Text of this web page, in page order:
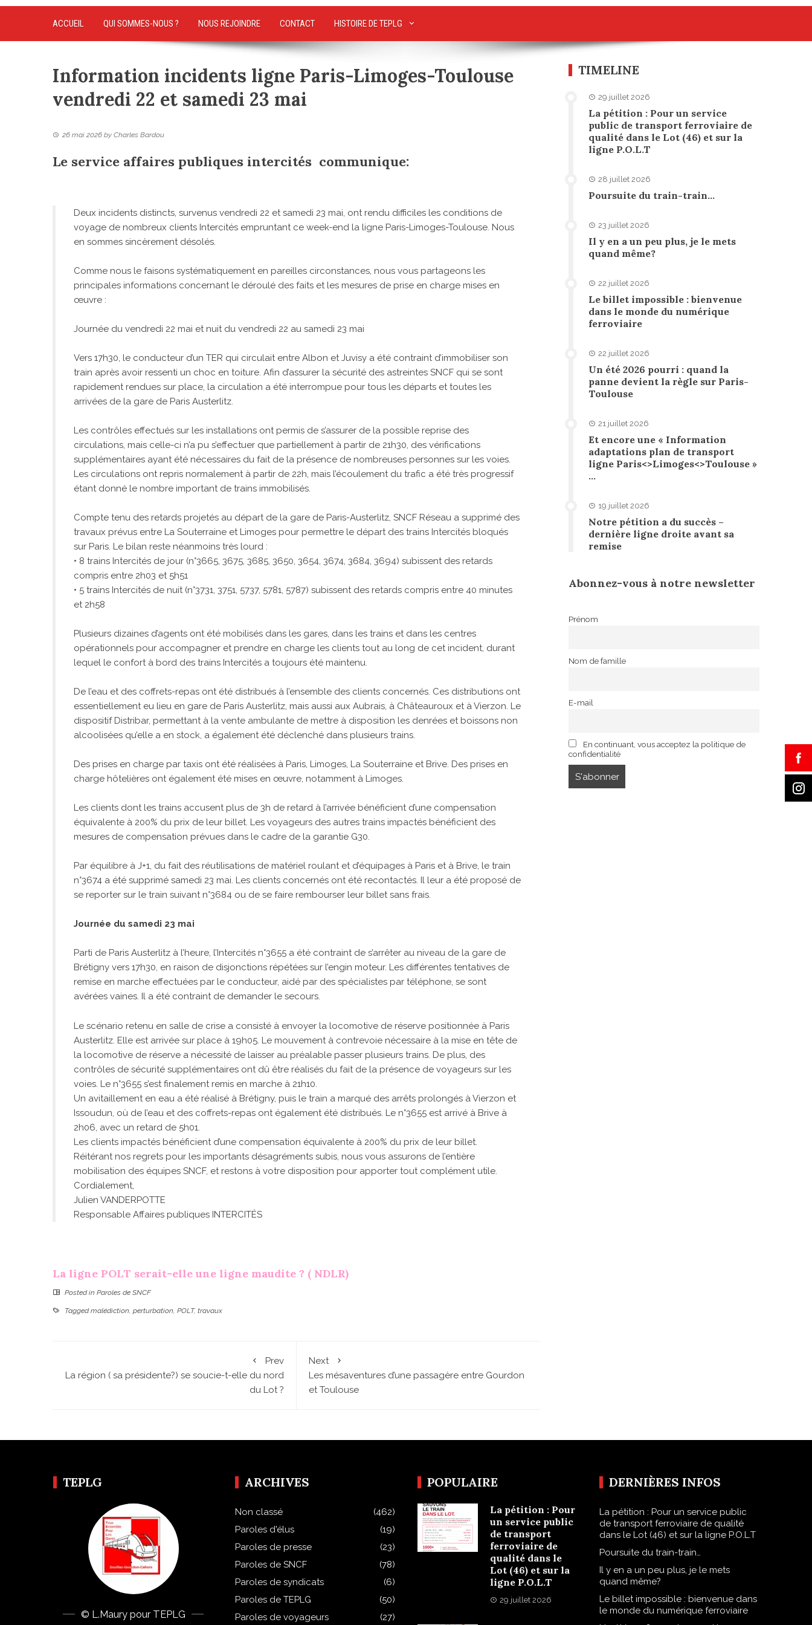
ACCUEIL QUI SOMMES-NOUS ? NOUS REJOINDRE CONTACT HISTOIRE DE TEPLG
Information incidents ligne Paris-Limoges-Toulouse
vendredi 22 et samedi 23 mai
26 mai 2026 by Charles Bardou
Le service affaires publiques intercités communique:
Deux incidents distincts, survenus vendredi 22 et samedi 23 mai, ont rendu difficiles les conditions de
voyage de nombreux clients Intercités empruntant ce week-end la ligne Paris-Limoges-Toulouse. Nous
en sommes sincèrement désolés.
Comme nous le faisons systématiquement en pareilles circonstances, nous vous partageons les
principales informations concernant le déroulé des faits et les mesures de prise en charge mises en
œuvre :
Journée du vendredi 22 mai et nuit du vendredi 22 au samedi 23 mai
Vers 17h30, le conducteur d’un TER qui circulait entre Albon et Juvisy a été contraint d’immobiliser son
train après avoir ressenti un choc en toiture. Afin d’assurer la sécurité des astreintes SNCF qui se sont
rapidement rendues sur place, la circulation a été interrompue pour tous les départs et toutes les
arrivées de la gare de Paris Austerlitz.
Les contrôles effectués sur les installations ont permis de s’assurer de la possible reprise des
circulations, mais celle-ci n’a pu s’effectuer que partiellement à partir de 21h30, des vérifications
supplémentaires ayant été nécessaires du fait de la présence de nombreuses personnes sur les voies.
Les circulations ont repris normalement à partir de 22h, mais l’écoulement du trafic a été très progressif
étant donné le nombre important de trains immobilisés.
Compte tenu des retards projetés au départ de la gare de Paris-Austerlitz, SNCF Réseau a supprimé des
travaux prévus entre La Souterraine et Limoges pour permettre le départ des trains Intercités bloqués
sur Paris. Le bilan reste néanmoins très lourd :
• 8 trains Intercités de jour (n°3665, 3675, 3685, 3650, 3654, 3674, 3684, 3694) subissent des retards
compris entre 2h03 et 5h51
• 5 trains Intercités de nuit (n°3731, 3751, 5737, 5781, 5787) subissent des retards compris entre 40 minutes
et 2h58
Plusieurs dizaines d’agents ont été mobilisés dans les gares, dans les trains et dans les centres
opérationnels pour accompagner et prendre en charge les clients tout au long de cet incident, durant
lequel le confort à bord des trains Intercités a toujours été maintenu.
De l’eau et des coffrets-repas ont été distribués à l’ensemble des clients concernés. Ces distributions ont
essentiellement eu lieu en gare de Paris Austerlitz, mais aussi aux Aubrais, à Châteauroux et à Vierzon. Le
dispositif Distribar, permettant à la vente ambulante de mettre à disposition les denrées et boissons non
alcoolisées qu’elle a en stock, a également été déclenché dans plusieurs trains.
Des prises en charge par taxis ont été réalisées à Paris, Limoges, La Souterraine et Brive. Des prises en
charge hôtelières ont également été mises en œuvre, notamment à Limoges.
Les clients dont les trains accusent plus de 3h de retard à l’arrivée bénéficient d’une compensation
équivalente à 200% du prix de leur billet. Les voyageurs des autres trains impactés bénéficient des
mesures de compensation prévues dans le cadre de la garantie G30.
Par équilibre à J+1, du fait des réutilisations de matériel roulant et d’équipages à Paris et à Brive, le train
n°3674 a été supprimé samedi 23 mai. Les clients concernés ont été recontactés. Il leur a été proposé de
se reporter sur le train suivant n°3684 ou de se faire rembourser leur billet sans frais.
Journée du samedi 23 mai
Parti de Paris Austerlitz à l’heure, l’Intercités n°3655 a été contraint de s’arrêter au niveau de la gare de
Brétigny vers 17h30, en raison de disjonctions répétées sur l’engin moteur. Les différentes tentatives de
remise en marche effectuées par le conducteur, aidé par des spécialistes par téléphone, se sont
avérées vaines. Il a été contraint de demander le secours.
Le scénario retenu en salle de crise a consisté à envoyer la locomotive de réserve positionnée à Paris
Austerlitz. Elle est arrivée sur place à 19h05. Le mouvement à contrevoie nécessaire à la mise en tête de
la locomotive de réserve a nécessité de laisser au préalable passer plusieurs trains. De plus, des
contrôles de sécurité supplémentaires ont dû être réalisés du fait de la présence de voyageurs sur les
voies. Le n°3655 s’est finalement remis en marche à 21h10.
Un avitaillement en eau a été réalisé à Brétigny, puis le train a marqué des arrêts prolongés à Vierzon et
Issoudun, où de l’eau et des coffrets-repas ont également été distribués. Le n°3655 est arrivé à Brive à
2h06, avec un retard de 5h01.
Les clients impactés bénéficient d’une compensation équivalente à 200% du prix de leur billet.
Réitérant nos regrets pour les importants désagréments subis, nous vous assurons de l’entière
mobilisation des équipes SNCF, et restons à votre disposition pour apporter tout complément utile.
Cordialement,
Julien VANDERPOTTE
Responsable Affaires publiques INTERCITÉS
La ligne POLT serait-elle une ligne maudite ? ( NDLR)
Posted in Paroles de SNCF
Taggedmalédiction, perturbation, POLT, travaux
Prev
La région ( sa présidente?) se soucie-t-elle du nord
du Lot ?
Next
Les mésaventures d’une passagère entre Gourdon
et Toulouse
TIMELINE
29 juillet 2026
La pétition : Pour un service
public de transport ferroviaire de
qualité dans le Lot (46) et sur la
ligne P.O.L.T
28 juillet 2026
Poursuite du train-train…
23 juillet 2026
Il y en a un peu plus, je le mets
quand même?
22 juillet 2026
Le billet impossible : bienvenue
dans le monde du numérique
ferroviaire
22 juillet 2026
Un été 2026 pourri : quand la
panne devient la règle sur Paris-
Toulouse
21 juillet 2026
Et encore une « Information
adaptations plan de transport
ligne Paris<>Limoges<>Toulouse »
…
19 juillet 2026
Notre pétition a du succès –
dernière ligne droite avant sa
remise
Abonnez-vous à notre newsletter
Prénom
Nom de famille
E-mail
En continuant, vous acceptez la politique de
confidentialité
TEPLG
© L.Maury pour TEPLG
ARCHIVES
Non classé
(462)
Paroles d'élus
(19)
Paroles de presse
(23)
Paroles de SNCF
(78)
Paroles de syndicats
(6)
Paroles de TEPLG
(50)
Paroles de voyageurs
(27)
POPULAIRE
La pétition : Pour
un service public
de transport
ferroviaire de
qualité dans le
Lot (46) et sur la
ligne P.O.L.T
29 juillet 2026
DERNIÈRES INFOS
La pétition : Pour un service public
de transport ferroviaire de qualité
dans le Lot (46) et sur la ligne P.O.L.T
Poursuite du train-train…
Il y en a un peu plus, je le mets
quand même?
Le billet impossible : bienvenue dans
le monde du numérique ferroviaire